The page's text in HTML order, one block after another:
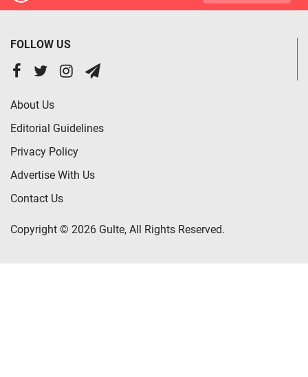
FOLLOW US
About Us
Editorial Guidelines
Privacy Policy
Advertise With Us
Contact Us
Copyright © 2026 Gulte, All Rights Reserved.